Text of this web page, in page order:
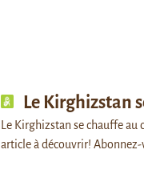
Le Kirghizstan
Le Kirghizstan se chauffe
article à découvrir!